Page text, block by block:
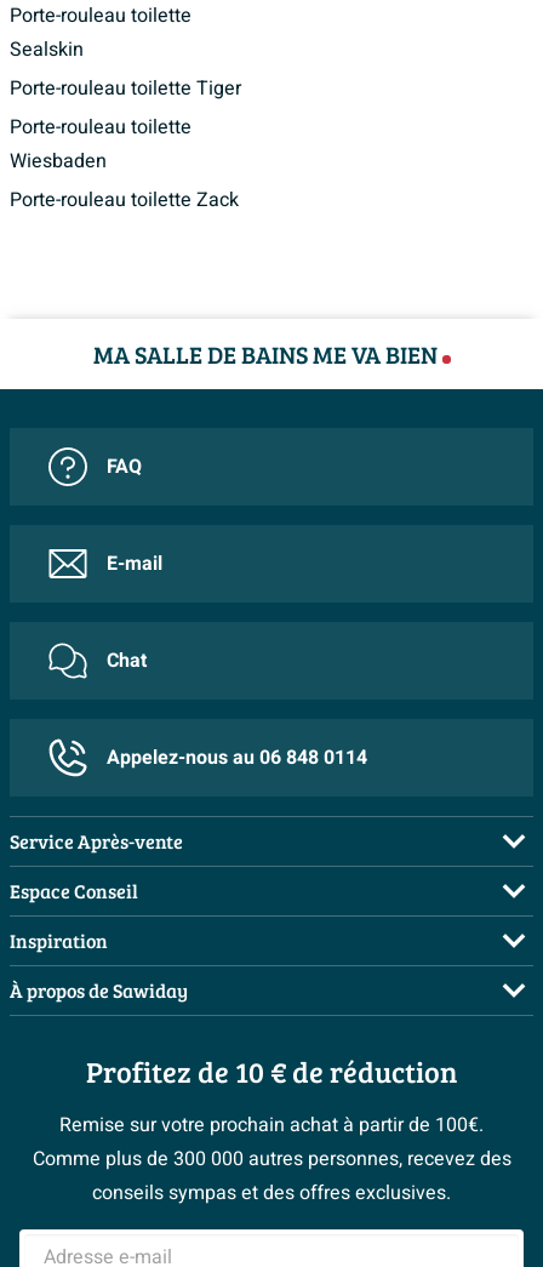
Porte-rouleau toilette
Sealskin
Porte-rouleau toilette Tiger
Porte-rouleau toilette
Wiesbaden
Porte-rouleau toilette Zack
MA SALLE DE BAINS ME VA BIEN
FAQ
E-mail
Chat
Appelez-nous au 06 848 0114
Service Après-vente
FAQ
Commander
Payer
Livraison / retrait
Garantie & réclamations
Politique d’avis
> Service client
Espace Conseil
Visite sur rendez-vous
Demandez votre devis
Planificateur 3D
Les bons tuyaux
Espace bricolage
> Espace Conseil
Inspiration
Salles de bains complètes
Inspiration toilettes
Moodboards
Magazine
#Mysawiday
> Inspiration salle de bains
À propos de Sawiday
Qui est Sawiday ?
Postes vacants
Espace Pro
BeCommerce
> Tout sur nos showrooms
Profitez de 10 € de réduction
Remise sur votre prochain achat à partir de 100€.
Comme plus de 300 000 autres personnes, recevez des
conseils sympas et des offres exclusives.
Adresse e-mail